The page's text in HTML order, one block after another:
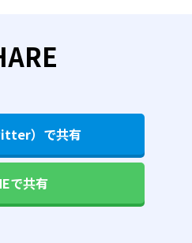
）で共有
で共有